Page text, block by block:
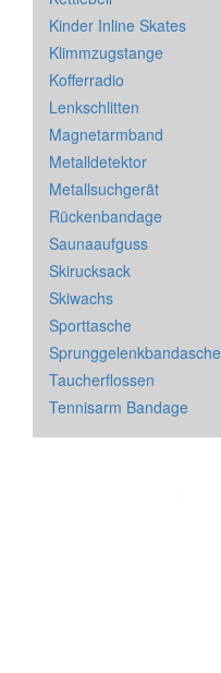
Kinder Inline Skates
Klimmzugstange
Kofferradio
Lenkschlitten
Magnetarmband
Metalldetektor
Metallsuchgerät
Rückenbandage
Saunaaufguss
Skirucksack
Skiwachs
Sporttasche
Sprunggelenkbandasche
Taucherflossen
Tennisarm Bandage